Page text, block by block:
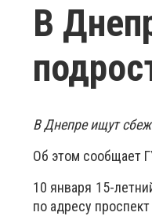
В
В Днепре ищут
Об этом сообщает
10 января 15-
по адресу проспект